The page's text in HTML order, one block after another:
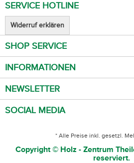
SERVICE HOTLINE
Widerruf erklären
SHOP SERVICE
INFORMATIONEN
NEWSLETTER
SOCIAL MEDIA
* Alle Preise inkl. gesetzl.
Copyright © Holz - Zentrum
reserviert.